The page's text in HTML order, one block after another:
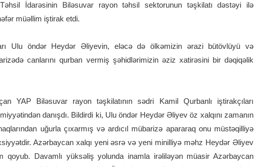
İdarəsinin Biləsuvar rayon təhsil sektorunun təşkilatı dəstəyi ilə
müəllim iştirak etdi.
Ulu öndər Heydər Əliyevin, eləcə də ölkəmizin ərazi bütövlüyü və
canlarını qurban vermiş şəhidlərimizin əziz xatirəsini bir dəqiqəlik
YAP Biləsuvar rayon təşkilatının sədri Kamil Qurbanlı iştirakçıları
danışdı. Bildirdi ki, Ulu öndər Heydər Əliyev öz xalqını zamanın
uğurla çıxarmış və ardıcıl mübarizə apararaq onu müstəqilliyə
Azərbaycan xalqı yeni əsrə və yeni minilliyə məhz Heydər Əliyev
qoyub. Davamlı yüksəliş yolunda inamla irəliləyən müasir Azərbaycan